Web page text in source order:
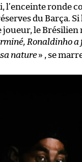
l’enceinte ronde
du Barça.
le Brésilien
Ronaldinho
nature» , se